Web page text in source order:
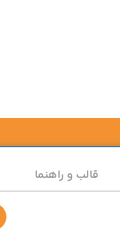
قالب و راهنما